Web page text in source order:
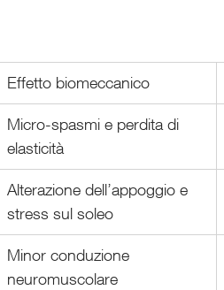
Effetto biomeccanico
Micro-spasmi e perdita di
elasticità
Alterazione dell’appoggio e
stress sul soleo
Minor conduzione
neuromuscolare